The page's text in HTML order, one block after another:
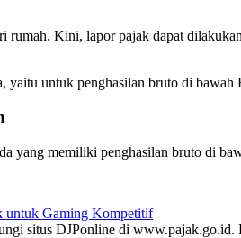
Kini, lapor pajak dapat
untuk penghasilan bruto di
yang memiliki penghasilan bruto di
untuk Gaming Kompetitif
situs DJPonline di